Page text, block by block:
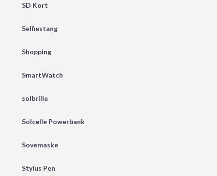
SD Kort
Selfiestang
Shopping
SmartWatch
solbrille
Solcelle Powerbank
Sovemaske
Stylus Pen